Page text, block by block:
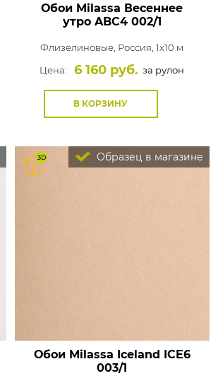
Обои Milassa Весеннее
утроABC4 002/1
Флизелиновые, Россия, 1x10 м
Цена:
6 160 руб. за рулон
В КОРЗИНУ
Образец в магазине
Обои Milassa Iceland
ICE6
003/1